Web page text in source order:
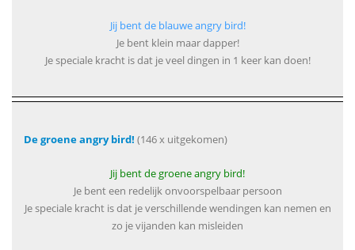
Jij bent de blauwe angry bird!
Je bent klein maar dapper!
Je speciale kracht is dat je veel dingen in 1 keer kan doen!
De groene angry bird! (146 x uitgekomen)
Jij bent de groene angry bird!
Je bent een redelijk onvoorspelbaar persoon
Je speciale kracht is dat je verschillende wendingen kan nemen en
zo je vijanden kan misleiden